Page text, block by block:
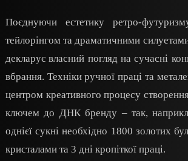
Поєднуючи естетику ретро-
тейлорінгом та драматичними
декларує власний погляд на сучасні
вбрання. Техніки ручної праці та
центром креативного процесу
ключем до ДНК бренду – так,
однієї сукні необхідно 1800 золотих
кристалами та 3 дні кропіткої праці.